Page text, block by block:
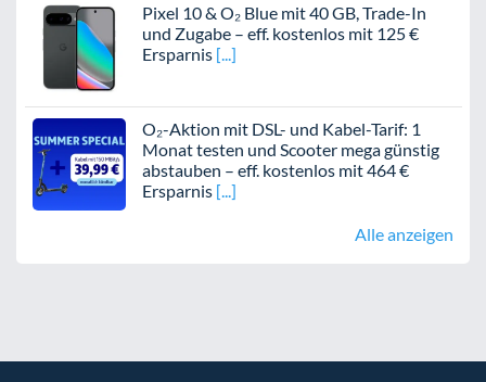
Pixel 10 & O₂ Blue mit 40 GB, Trade-In
und Zugabe – eff. kostenlos mit 125 €
Ersparnis
O₂-Aktion mit DSL- und Kabel-Tarif: 1
Monat testen und Scooter mega günstig
abstauben – eff. kostenlos mit 464 €
Ersparnis
Alle anzeigen